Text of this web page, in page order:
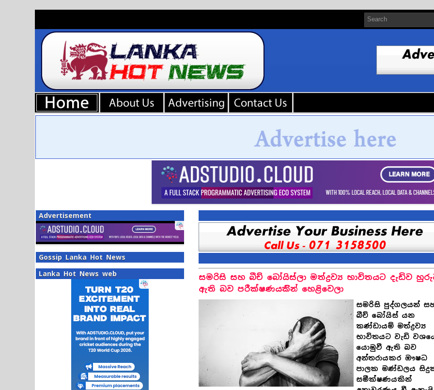
Advertisement
Gossip Lanka Hot News
Lanka Hot News web
සමරිසි සහ බීච් බෝයිස්ලා මත්ද්‍රව්‍ය භාවිතයට දැඩිව
ඇති බව පරීක්ෂණයකිින් හෙළිවෙලා
සමරිසි පුද්ගලයන්
බීච් බෝයිස් යන
කණ්ඩායම් මත්ද්‍රව්‍ය
භාවිතයට වැඩි
යොමුවී ඇති බව
අන්තරායකර ඖෂධ
පාලක මණ්ඩලය
සමීක්ෂණයකින්